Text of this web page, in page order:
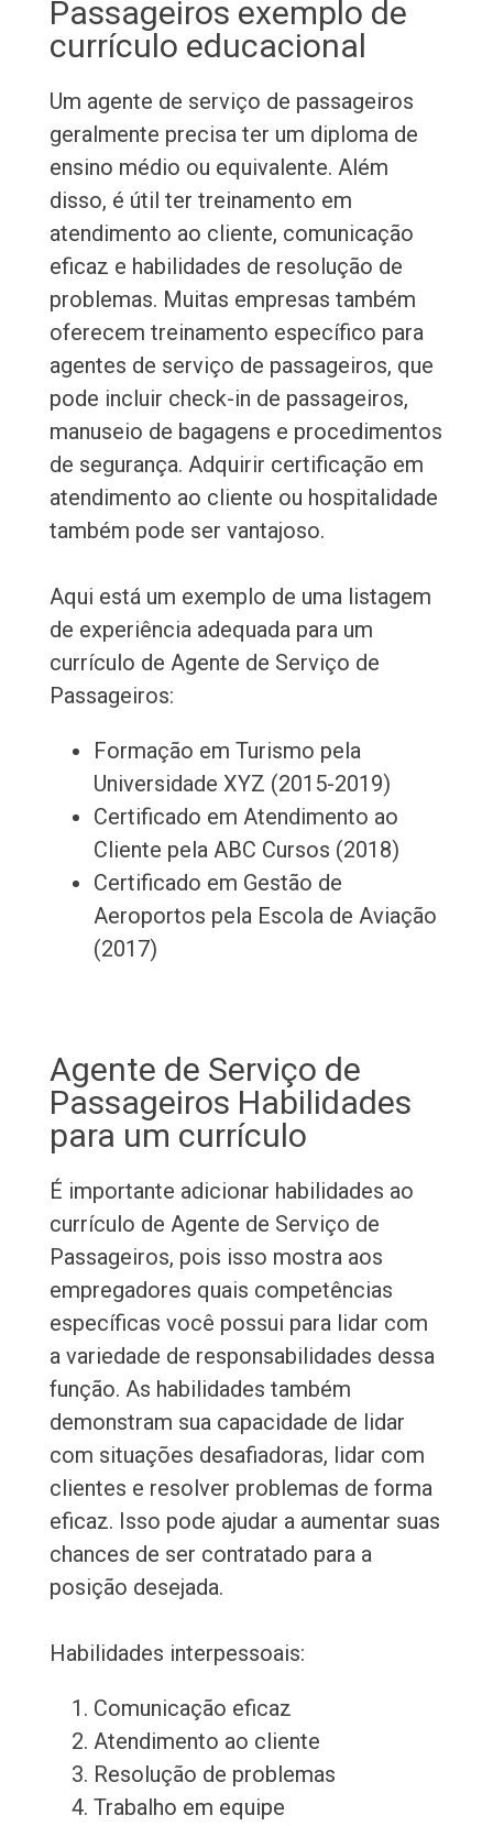
Passageiros exemplo de
currículo educacional
Um agente de serviço de passageiros
geralmente precisa ter um diploma de
ensino médio ou equivalente. Além
disso, é útil ter treinamento em
atendimento ao cliente, comunicação
eficaz e habilidades de resolução de
problemas. Muitas empresas também
oferecem treinamento específico para
agentes de serviço de passageiros, que
pode incluir check-in de passageiros,
manuseio de bagagens e procedimentos
de segurança. Adquirir certificação em
atendimento ao cliente ou hospitalidade
também pode ser vantajoso.
Aqui está um exemplo de uma listagem
de experiência adequada para um
currículo de Agente de Serviço de
Passageiros:
Formação em Turismo pela
Universidade XYZ (2015-2019)
Certificado em Atendimento ao
Cliente pela ABC Cursos (2018)
Certificado em Gestão de
Aeroportos pela Escola de Aviação
(2017)
Agente de Serviço de
Passageiros Habilidades
para um currículo
É importante adicionar habilidades ao
currículo de Agente de Serviço de
Passageiros, pois isso mostra aos
empregadores quais competências
específicas você possui para lidar com
a variedade de responsabilidades dessa
função. As habilidades também
demonstram sua capacidade de lidar
com situações desafiadoras, lidar com
clientes e resolver problemas de forma
eficaz. Isso pode ajudar a aumentar suas
chances de ser contratado para a
posição desejada.
Habilidades interpessoais:
Comunicação eficaz
Atendimento ao cliente
Resolução de problemas
Trabalho em equipe